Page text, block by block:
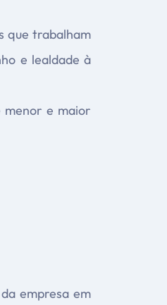
que trabalham
e lealdade à
menor e maior
empresa em